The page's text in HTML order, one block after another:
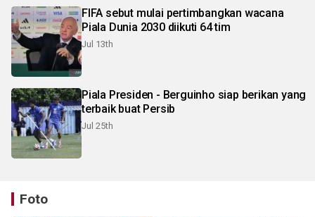
FIFA sebut mulai pertimbangkan wacana
Piala Dunia 2030 diikuti 64 tim
Jul 13th
Piala Presiden - Berguinho siap berikan yang
terbaik buat Persib
Jul 25th
Foto